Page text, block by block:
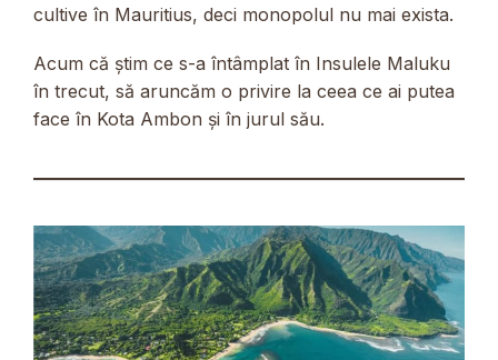
cultive în Mauritius, deci monopolul nu mai exista.
Acum că știm ce s-a întâmplat în Insulele Maluku
în trecut, să aruncăm o privire la ceea ce ai putea
face în Kota Ambon și în jurul său.